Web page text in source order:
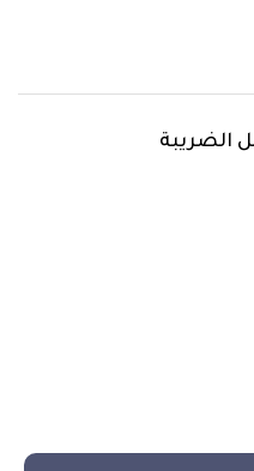
الضريبة